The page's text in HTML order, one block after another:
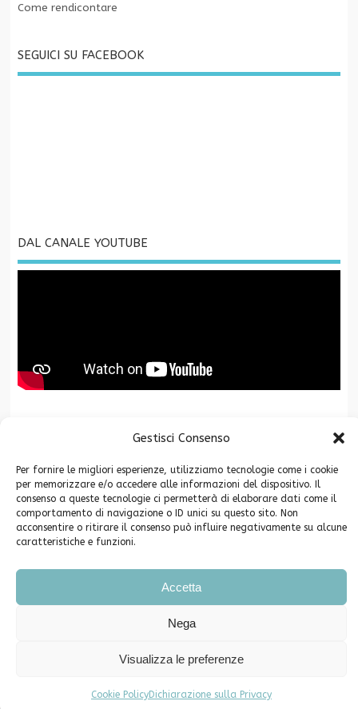
Gestisci Consenso
Per fornire le migliori esperienze, utilizziamo tecnologie come i cookie
per memorizzare e/o accedere alle informazioni del dispositivo. Il
consenso a queste tecnologie ci permetterà di elaborare dati come il
comportamento di navigazione o ID unici su questo sito. Non
acconsentire o ritirare il consenso può influire negativamente su alcune
caratteristiche e funzioni.
Accetta
Nega
Visualizza le preferenze
Cookie PolicyDichiarazione sulla Privacy
Come rendicontare
SEGUICI SU FACEBOOK
DAL CANALE YOUTUBE
Iscrizione Registro Persone Giuridiche Prefettura di Pisa n. 62
Dichiarazione sulla Privacy (UE)